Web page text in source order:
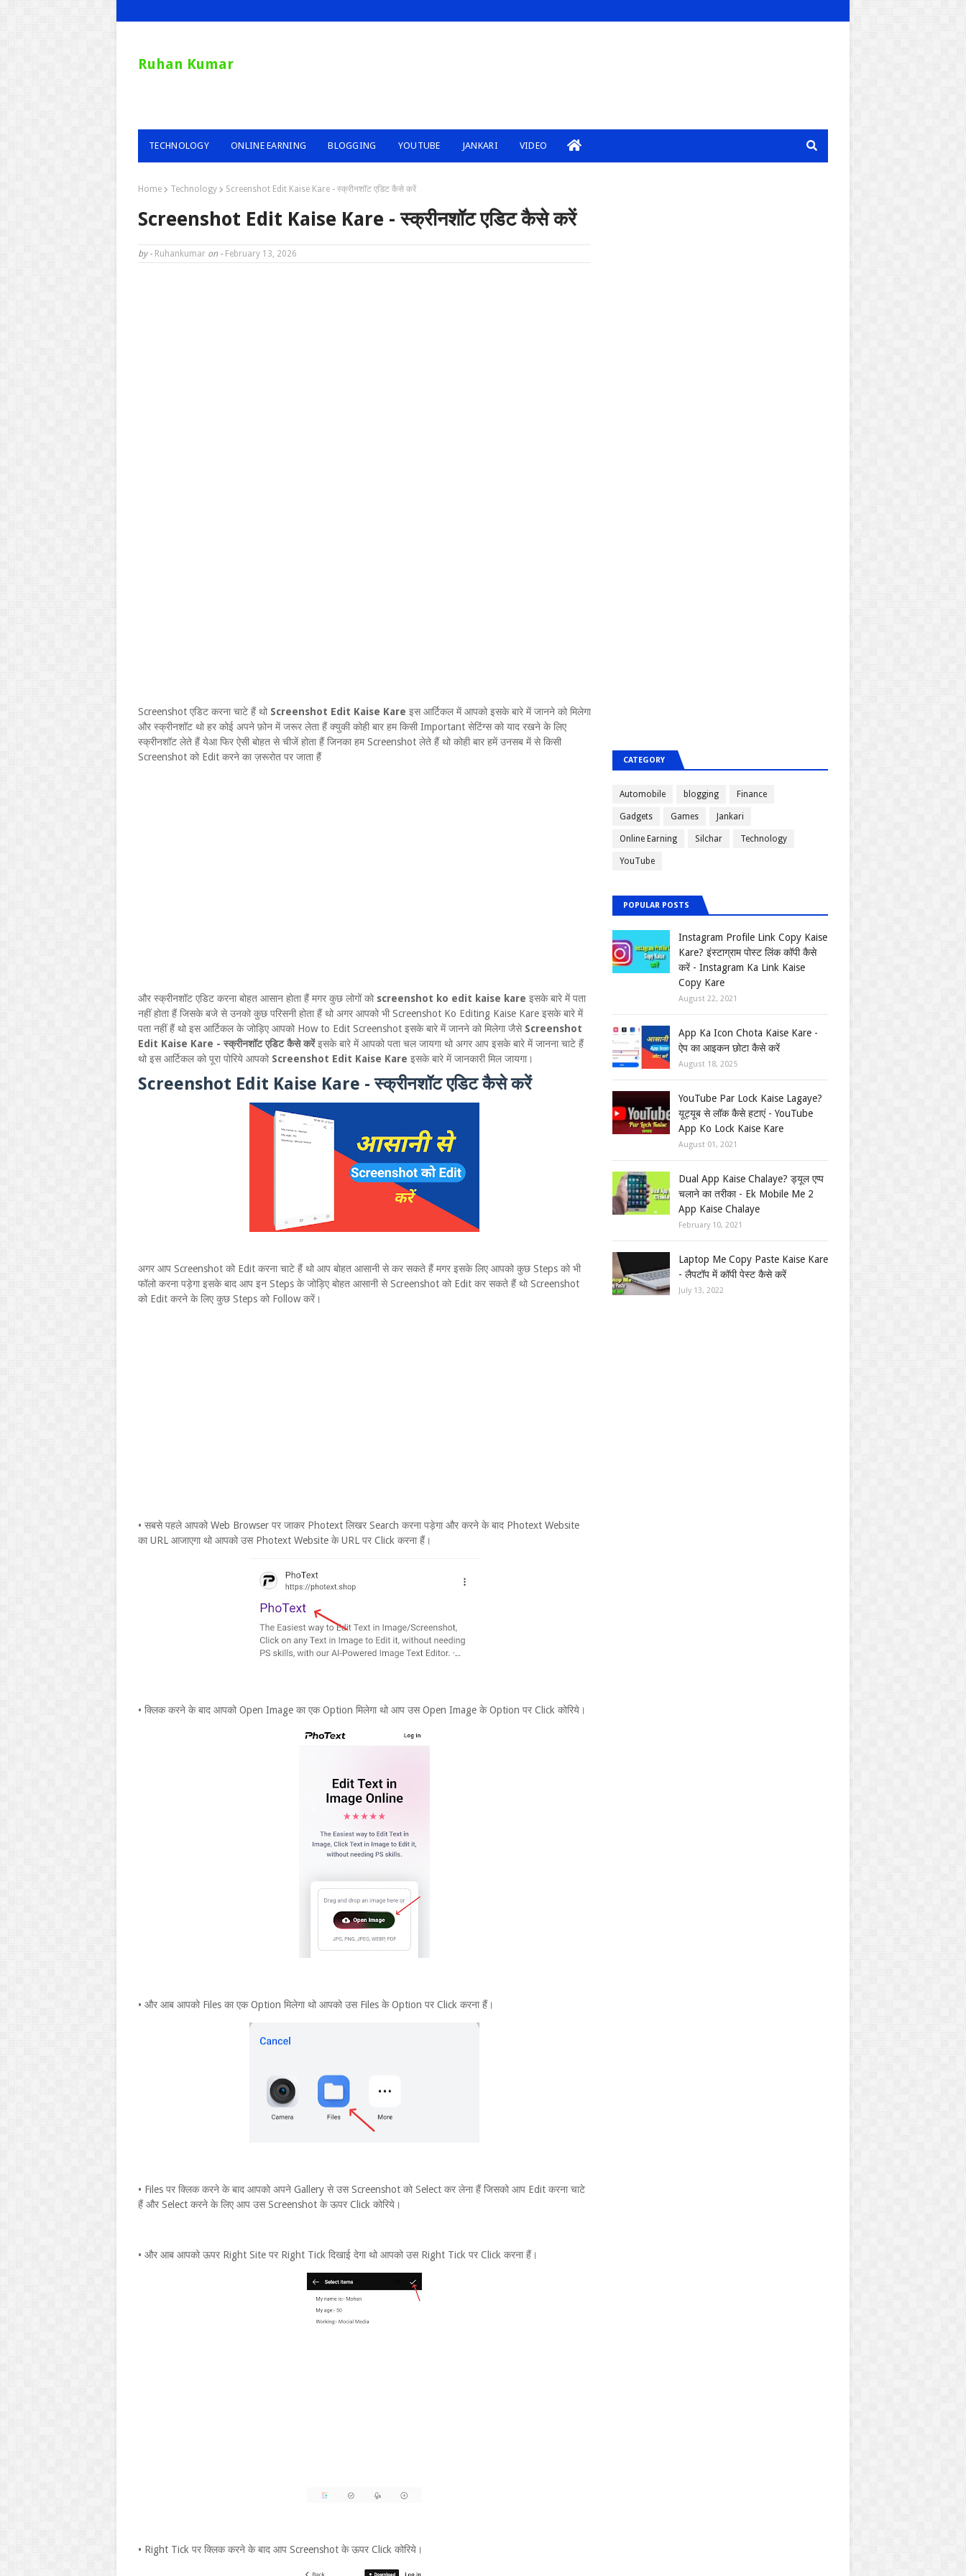
Ruhan Kumar
TECHNOLOGY ONLINE EARNING BLOGGING YOUTUBE JANKARI VIDEO
Home Technology Screenshot Edit Kaise Kare - स्क्रीनशॉट एडिट कैसे करें
Screenshot Edit Kaise Kare - स्क्रीनशॉट एडिट कैसे करें
by - Ruhankumar on - February 13, 2026
Screenshot एडिट करना चाटे हैं थो Screenshot Edit Kaise Kare इस आर्टिकल में आपको इसके बारे में जानने को मिलेगा
और स्क्रीनशॉट थो हर कोई अपने फ़ोन में जरूर लेता हैं क्युकी कोही बार हम किसी Important सेटिंग्स को याद रखने के लिए
स्क्रीनशॉट लेते हैं येआ फिर ऐसी बोहत से चीजें होता हैं जिनका हम Screenshot लेते हैं थो कोही बार हमें उनसब में से किसी
Screenshot को Edit करने का ज़रूरोत पर जाता हैं
और स्क्रीनशॉट एडिट करना बोहत आसान होता हैं मगर कुछ लोगों को screenshot ko edit kaise kare इसके बारे में पता
नहीं होता हैं जिसके बजे से उनको कुछ परिसनी होता हैं थो अगर आपको भी Screenshot Ko Editing Kaise Kare इसके बारे में
पता नहीं हैं थो इस आर्टिकल के जोड़िए आपको How to Edit Screenshot इसके बारे में जानने को मिलेगा जैसे Screenshot
Edit Kaise Kare - स्क्रीनशॉट एडिट कैसे करेंइसके बारे में आपको पता चल जायगा थो अगर आप इसके बारे में जानना चाटे हैं
थो इस आर्टिकल को पूरा पोरिये आपको Screenshot Edit Kaise Kare इसके बारे में जानकारी मिल जायगा।
Screenshot Edit Kaise Kare - स्क्रीनशॉट एडिट कैसे करें
अगर आप Screenshot को Edit करना चाटे हैं थो आप बोहत आसानी से कर सकते हैं मगर इसके लिए आपको कुछ Steps को भी
फॉलो करना पड़ेगा इसके बाद आप इन Steps के जोड़िए बोहत आसानी से Screenshot को Edit कर सकते हैं थो Screenshot
को Edit करने के लिए कुछ Steps को Follow करें।
• सबसे पहले आपको Web Browser पर जाकर Photext लिखर Search करना पड़ेगा और करने के बाद Photext Website
का URL आजाएगा थो आपको उस Photext Website के URL पर Click करना हैं।
• क्लिक करने के बाद आपको Open Image का एक Option मिलेगा थो आप उस Open Image के Option पर Click कोरिये।
• और आब आपको Files का एक Option मिलेगा थो आपको उस Files के Option पर Click करना हैं।
• Files पर क्लिक करने के बाद आपको अपने Gallery से उस Screenshot को Select कर लेना हैं जिसको आप Edit करना चाटे
हैं और Select करने के लिए आप उस Screenshot के ऊपर Click कोरिये।
• और आब आपको ऊपर Right Site पर Right Tick दिखाई देगा थो आपको उस Right Tick पर Click करना हैं।
• Right Tick पर क्लिक करने के बाद आप Screenshot के ऊपर Click कोरिये।
CATEGORY
Automobile blogging Finance
Gadgets Games Jankari
Online Earning Silchar Technology
YouTube
POPULAR POSTS
Instagram Profile Link Copy Kaise
Kare? इंस्टाग्राम पोस्ट लिंक कॉपी कैसे
करें - Instagram Ka Link Kaise
Copy Kare
August 22, 2021
App Ka Icon Chota Kaise Kare -
ऐप का आइकन छोटा कैसे करें
August 18, 2025
YouTube Par Lock Kaise Lagaye?
यूट्यूब से लॉक कैसे हटाएं - YouTube
App Ko Lock Kaise Kare
August 01, 2021
Dual App Kaise Chalaye? ड्यूल एप्प
चलाने का तरीका - Ek Mobile Me 2
App Kaise Chalaye
February 10, 2021
Laptop Me Copy Paste Kaise Kare
- लैपटॉप में कॉपी पेस्ट कैसे करें
July 13, 2022